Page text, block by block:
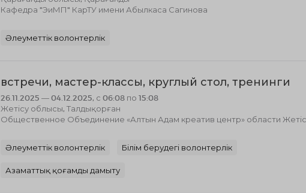
Кафедра "ЭиМП" КарТУ имени Абылкаса Сагинова
Әлеуметтік волонтерлік
встречи, мастер-классы, круглый стол, тренинги
26.11.2025 — 04.12.2025, с 06:08 по 15:08
Жетісу облысы, Талдықорған
Общественное Объединение «Алтын Адам креатив центр» области
Әлеуметтік волонтерлік Білім берудегі волонтерлік
Азаматтық қоғамды дамыту